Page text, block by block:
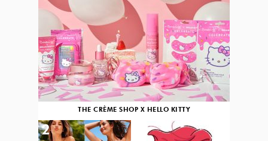
THE CRÈME SHOP X HELLO KITTY
2 3